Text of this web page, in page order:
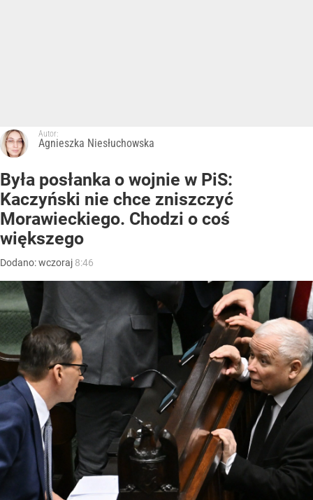
Autor:
Agnieszka Niesłuchowska
Była posłanka o wojnie w PiS:
Kaczyński nie chce zniszczyć
Morawieckiego. Chodzi o coś
większego
Dodano:wczoraj 8:46